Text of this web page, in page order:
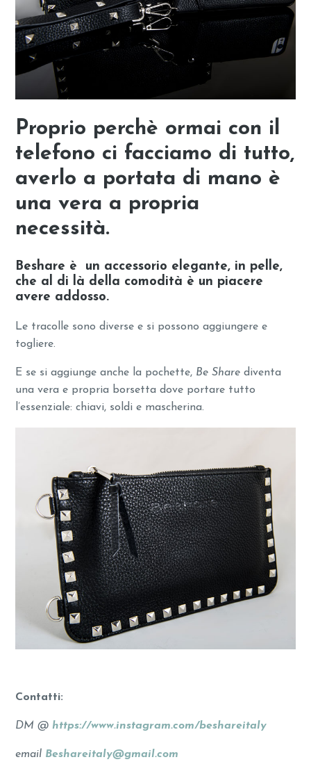
Proprio perchè ormai con il
telefono ci facciamo di tutto,
averlo a portata di mano è
una vera a propria
necessità.
Beshare è un accessorio elegante, in pelle,
che al di là della comodità è un piacere
avere addosso.
Le tracolle sono diverse e si possono aggiungere e
togliere.
E se si aggiunge anche la pochette, Be Share diventa
una vera e propria borsetta dove portare tutto
l’essenziale: chiavi, soldi e mascherina.
Contatti:
DM @https://www.instagram.com/beshareitaly
email Beshareitaly@gmail.com